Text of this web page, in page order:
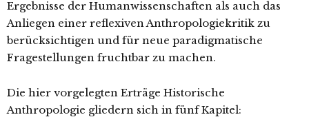
Ergebnisse der Humanwissenschaften als auch das
Anliegen einer reflexiven Anthropologiekritik zu
berücksichtigen und für neue paradigmatische
Fragestellungen fruchtbar zu machen.
Die hier vorgelegten Erträge Historische
Anthropologie gliedern sich in fünf Kapitel: